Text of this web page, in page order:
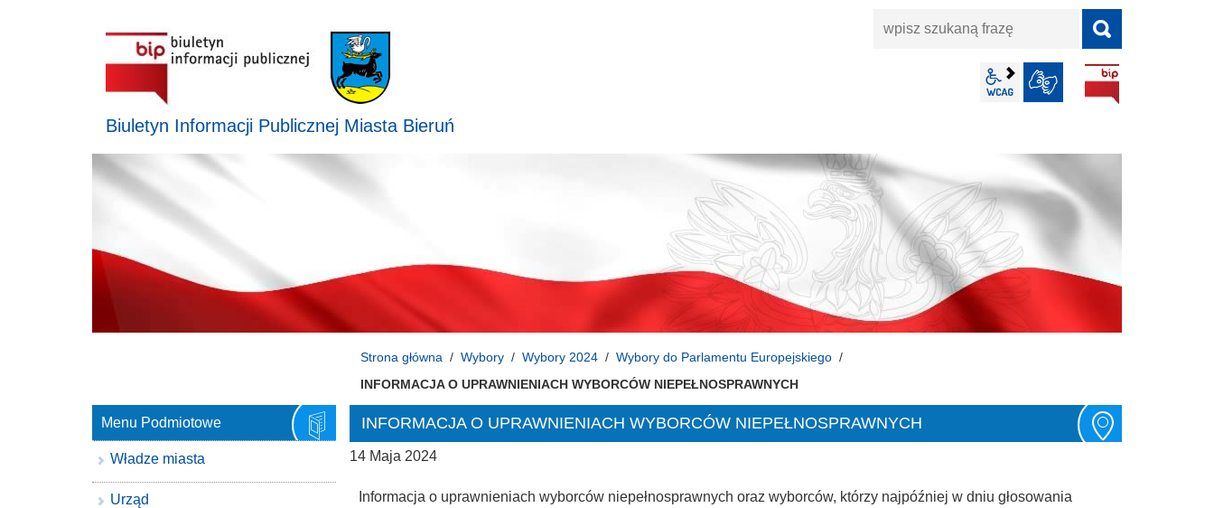
Biuletyn Informacji Publicznej Miasta Bieruń
wpisz
wcag2.1
Strona główna Wybory Wybory 2024
Wybory do Parlamentu Europejskiego
INFORMACJA O UPRAWNIENIACH WYBORCÓW NIEPEŁNOSPRAWNYCH
INFORMACJA O UPRAWNIENIACH WYBORCÓW NIEPEŁNOSPRAWNYCH
14 Maja 2024
Informacja o uprawnieniach wyborców niepełnosprawnych oraz wyborców, którzy najpóźniej w dniu głosowania
Menu Podmiotowe
Władze miasta
Urząd